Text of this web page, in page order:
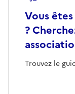
Vous
?
Trouvez le